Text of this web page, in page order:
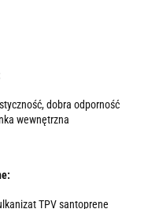
dobra odporność
wewnętrzna
TPV santoprene